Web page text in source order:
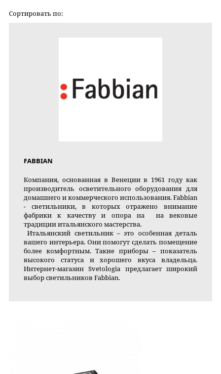
Сортировать по:
FABBIAN
Компания, основанная в Венеции в 1961 году как
производитель осветительного оборудования для
домашнего и коммерческого использования. Fabbian
- светильники, в которых отражено внимание
фабрики к качеству и опора на на вековые
традиции итальянского мастерства.
Итальянский светильник – это особенная деталь
вашего интерьера. Они помогут сделать помещение
более комфортным. Такие приборы – показатель
высокого статуса и хорошего вкуса владельца.
Интернет-магазин Svetologia предлагает широкий
выбор светильников Fabbian.